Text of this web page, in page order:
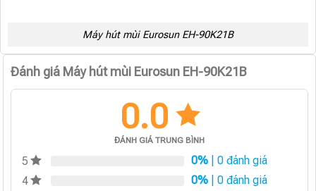
Máy hút mùi Eurosun EH-90K21B
Đánh giá Máy hút mùi Eurosun EH-90K21B
0.0
ĐÁNH GIÁ TRUNG BÌNH
5 0% | 0 đánh giá
4
0% | 0 đánh giá